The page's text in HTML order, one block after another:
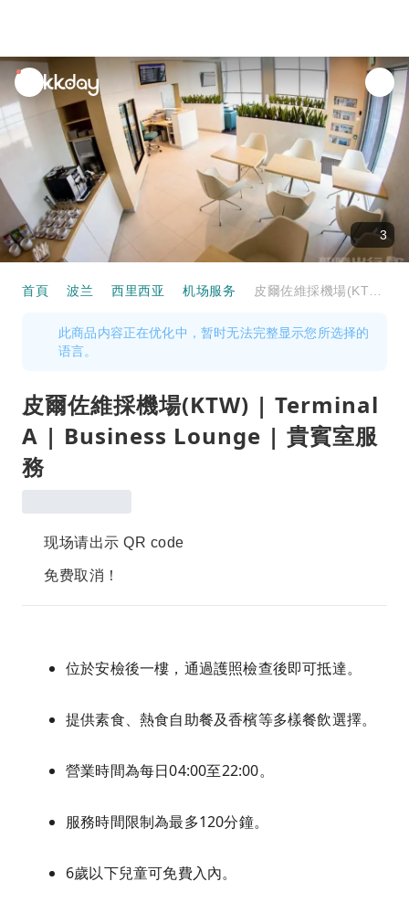
unread
notifications
3
首頁 波兰 西里西亚 机场服务
此商品内容正在优化中，暂时无法完整显示您所选择的
语言。
皮爾佐維採機場(KTW) | Terminal
A | Business Lounge | 貴賓室服
務
现场请出示 QR code
免费取消！
位於安檢後一樓，通過護照檢查後即可抵達。
提供素食、熱食自助餐及香檳等多樣餐飲選擇。
營業時間為每日04:00至22:00。
服務時間限制為最多120分鐘。
6歲以下兒童可免費入內。